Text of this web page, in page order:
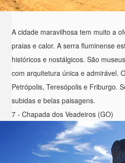
A cidade maravilhosa tem muito a
praias e calor. A serra fluminense
históricos e nostálgicos. São
com arquitetura única e admirável.
Petrópolis, Teresópolis e Friburgo.
subidas e belas paisagens.
7 - Chapada dos Veadeiros (GO)